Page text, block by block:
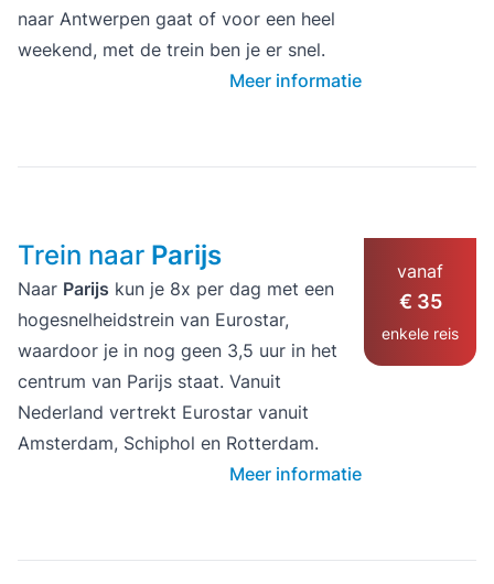
naar Antwerpen gaat of voor een heel
weekend, met de trein ben je er snel.
Meer informatie
vanaf
€ 35
enkele reis
Trein naar Parijs
Naar Parijs kun je 8x per dag met een
hogesnelheidstrein van Eurostar,
waardoor je in nog geen 3,5 uur in het
centrum van Parijs staat. Vanuit
Nederland vertrekt Eurostar vanuit
Amsterdam, Schiphol en Rotterdam.
Meer informatie